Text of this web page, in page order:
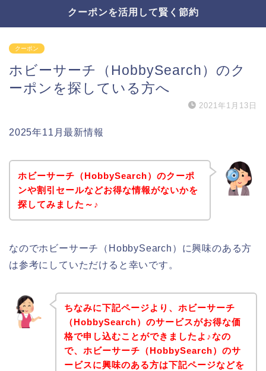
クーポンを活用して賢く節約
クーポン
ホビーサーチ（HobbySearch）のク
ーポンを探している方へ
2021年1月13日
2025年11月最新情報
ホビーサーチ（HobbySearch）のクーポ
ンや割引セールなどお得な情報がないかを
探してみました～♪
なのでホビーサーチ（HobbySearch）に興味のある方
は参考にしていただけると幸いです。
ちなみに下記ページより、ホビーサーチ
（HobbySearch）のサービスがお得な価
格で申し込むことができましたよ♪なの
で、ホビーサーチ（HobbySearch）のサ
ービスに興味のある方は下記ページなどを